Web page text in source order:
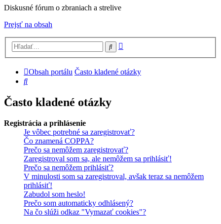
Diskusné fórum o zbraniach a strelive
Prejsť na obsah
Hľadať
Obsah portálu Často kladené otázky
Hľadať
Často kladené otázky
Registrácia a prihlásenie
Je vôbec potrebné sa zaregistrovať?
Čo znamená COPPA?
Prečo sa nemôžem zaregistrovať?
Zaregistroval som sa, ale nemôžem sa prihlásiť!
Prečo sa nemôžem prihlásiť?
V minulosti som sa zaregistroval, avšak teraz sa nemôžem
prihlásiť!
Zabudol som heslo!
Prečo som automaticky odhlásený?
Na čo slúži odkaz "Vymazať cookies"?